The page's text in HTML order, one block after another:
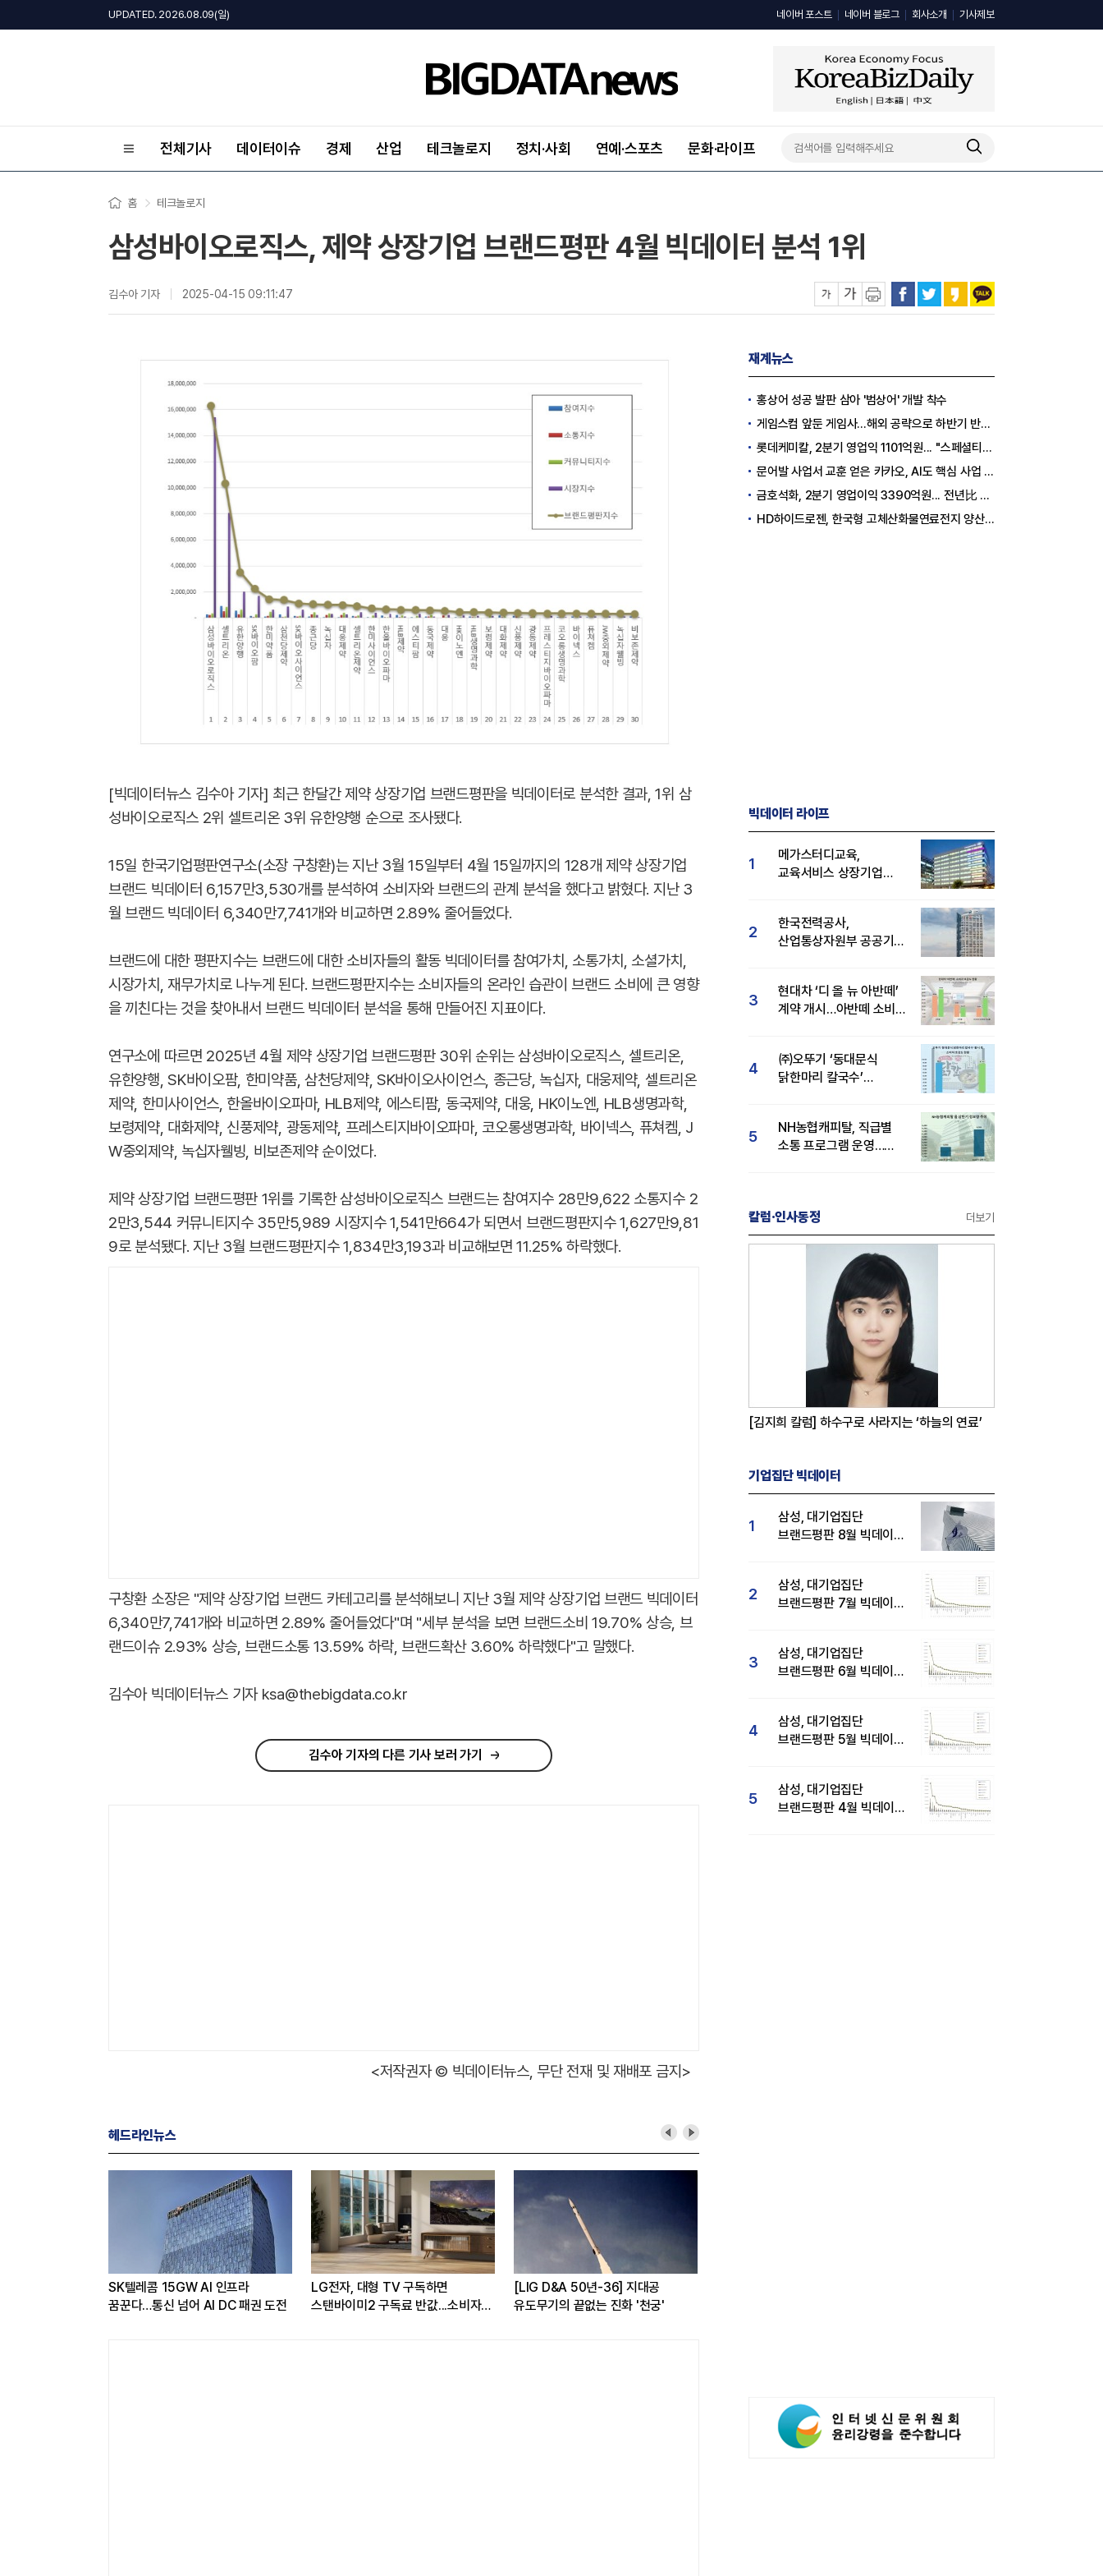
UPDATED. 2026.08.09(일) 네이버 포스트 네이버 블로그 회사소개 기사제보
전체기사 데이터이슈 경제 산업 테크놀로지 정치·사회 연예·스포츠 문화·라이프
홈 테크놀로지
삼성바이오로직스, 제약 상장기업 브랜드평판 4월 빅데이터 분석 1위
김수아 기자 2025-04-15 09:11:47
[빅데이터뉴스 김수아 기자] 최근 한달간 제약 상장기업 브랜드평판을 빅데이터로 분석한 결과, 1위 삼
성바이오로직스 2위 셀트리온 3위 유한양행 순으로 조사됐다. ​
15일 한국기업평판연구소(소장 구창환)는 지난 3월 15일부터 4월 15일까지의 128개 제약 상장기업
브랜드 빅데이터 6,157만3,530개를 분석하여 소비자와 브랜드의 관계 분석을 했다고 밝혔다. 지난 3
월 브랜드 빅데이터 6,340만7,741개와 비교하면 2.89% 줄어들었다.
브랜드에 대한 평판지수는 브랜드에 대한 소비자들의 활동 빅데이터를 참여가치, 소통가치, 소셜가치,
시장가치, 재무가치로 나누게 된다. 브랜드평판지수는 소비자들의 온라인 습관이 브랜드 소비에 큰 영향
을 끼친다는 것을 찾아내서 브랜드 빅데이터 분석을 통해 만들어진 지표이다.
연구소에 따르면 2025년 4월 제약 상장기업 브랜드평판 30위 순위는 삼성바이오로직스, 셀트리온,
유한양행, SK바이오팜, 한미약품, 삼천당제약, SK바이오사이언스, 종근당, 녹십자, 대웅제약, 셀트리온
제약, 한미사이언스, 한올바이오파마, HLB제약, 에스티팜, 동국제약, 대웅, HK이노엔, HLB생명과학,
보령제약, 대화제약, 신풍제약, 광동제약, 프레스티지바이오파마, 코오롱생명과학, 바이넥스, 퓨쳐켐, J
W중외제약, 녹십자웰빙, 비보존제약 순이었다.
제약 상장기업 브랜드평판 1위를 기록한 삼성바이오로직스 브랜드는 참여지수 28만9,622 소통지수 2
2만3,544 커뮤니티지수 35만5,989 시장지수 1,541만664가 되면서 브랜드평판지수 1,627만9,81
9로 분석됐다. 지난 3월 브랜드평판지수 1,834만3,193과 비교해보면 11.25% 하락했다.​
구창환 소장은 "제약 상장기업 브랜드 카테고리를 분석해보니 지난 3월 제약 상장기업 브랜드 빅데이터
6,340만7,741개와 비교하면 2.89% 줄어들었다"며 "세부 분석을 보면 브랜드소비 19.70% 상승, 브
랜드이슈 2.93% 상승, 브랜드소통 13.59% 하락, 브랜드확산 3.60% 하락했다"고 말했다.
김수아 빅데이터뉴스 기자 ksa@thebigdata.co.kr
김수아 기자의 다른 기사 보러 가기
<저작권자 © 빅데이터뉴스, 무단 전재 및 재배포 금지>
헤드라인뉴스
[LIG D&A 50년-36] 지대공
유도무기의 끝없는 진화 '천궁'
현대차·기아, '2026 레드 닷 어워드'
17개 수상...소비자 관심도 증가
한국전력공사, 산업통상부 공공기관
브랜드평판 8월 빅데이터 1위
재계뉴스
홍상어 성공 발판 삼아 '범상어' 개발 착수
게임스컴 앞둔 게임사…해외 공략으로 하반기 반등 꾀한다
롯데케미칼, 2분기 영업익 1101억원... "스페셜티 전환 가속"
문어발 사업서 교훈 얻은 카카오, AI도 핵심 사업 '선택과 집중'
금호석화, 2분기 영업이익 3390억원... 전년比 419% 급증
HD하이드로젠, 한국형 고체산화물연료전지 양산체계 구축
빅데이터 라이프
1
메가스터디교육,
교육서비스 상장기업
2
한국전력공사,
산업통상자원부 공공기관
3
현대차 ‘디 올 뉴 아반떼’
계약 개시…아반떼 소비자
4
㈜오뚜기 ‘동대문식
닭한마리 칼국수’
5
NH농협캐피탈, 직급별
소통 프로그램 운영…
칼럼·인사동정 더보기
[김지희 칼럼] 하수구로 사라지는 ‘하늘의 연료’
기업집단 빅데이터
1
삼성, 대기업집단
브랜드평판 8월 빅데이터
2
삼성, 대기업집단
브랜드평판 7월 빅데이터
3
삼성, 대기업집단
브랜드평판 6월 빅데이터
4
삼성, 대기업집단
브랜드평판 5월 빅데이터
5
삼성, 대기업집단
브랜드평판 4월 빅데이터